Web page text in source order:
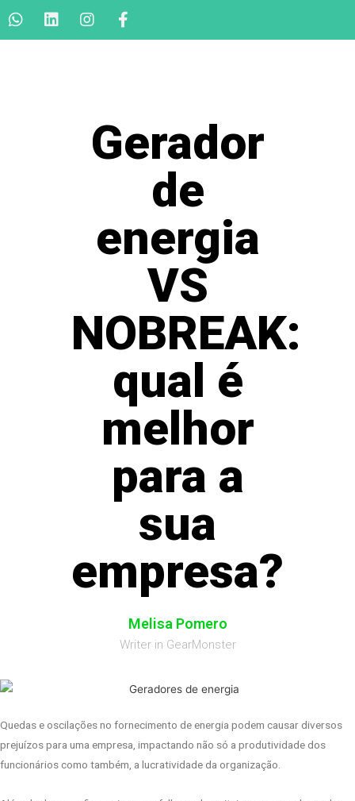
Gerador
de
energia
VS
NOBREAK:
qual é
melhor
para a
sua
empresa?
Melisa Pomero
Writer in GearMonster
Quedas e oscilações no fornecimento de energia podem causar diversos
prejuízos para uma empresa, impactando não só a produtividade dos
funcionários como também, a lucratividade da organização.